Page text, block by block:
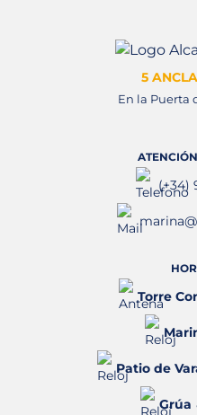
5
En la Puerta
(+34)
Torre
Patio de
Grúa